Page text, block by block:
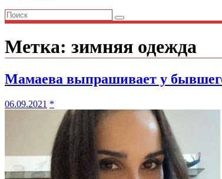
Метка: зимняя одежда
Мамаева выпрашивает у
06.09.2021 *